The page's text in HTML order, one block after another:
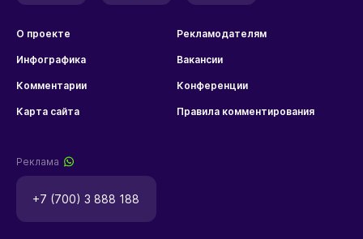
О проекте Рекламодателям
Инфографика Вакансии
Комментарии Конференции
Карта сайта Правила комментирования
Реклама
+7 (700) 3 888 188